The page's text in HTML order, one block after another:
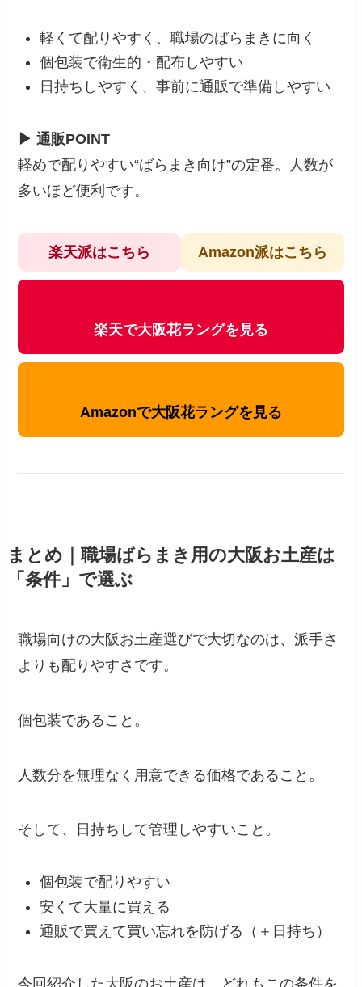
軽くて配りやすく、職場のばらまきに向く
個包装で衛生的・配布しやすい
日持ちしやすく、事前に通販で準備しやすい
▶ 通販POINT
軽めで配りやすい“ばらまき向け”の定番。人数が
多いほど便利です。
楽天派はこちら Amazon派はこちら
楽天で大阪花ラングを見る
Amazonで大阪花ラングを見る
まとめ｜職場ばらまき用の大阪お土産は
「条件」で選ぶ
職場向けの大阪お土産選びで大切なのは、派手さ
よりも配りやすさです。
個包装であること。
人数分を無理なく用意できる価格であること。
そして、日持ちして管理しやすいこと。
個包装で配りやすい
安くて大量に買える
通販で買えて買い忘れを防げる（＋日持ち）
今回紹介した大阪のお土産は、どれもこの条件を